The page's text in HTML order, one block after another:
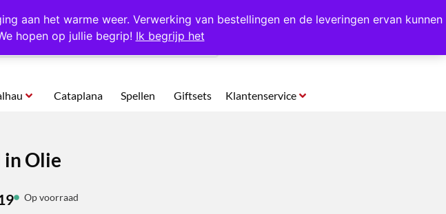
aan het warme weer. Verwerking van bestellingen en de leveringen ervan kunnen
hopen op jullie begrip! Ik begrijp het
op voorraad Gratis op te halen in Hansweert
Cataplana Spellen Giftsets Klantenservice
in Olie
Op voorraad